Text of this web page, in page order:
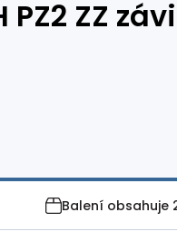
ZZ
Balení obsahuje